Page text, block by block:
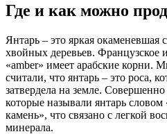
Где и как можно
Янтарь – это яркая
хвойных деревьев. Французское
«amber» имеет арабские корни.
считали, что янтарь – это роса,
затвердела на земле.
которые называли янтарь
камень», что связано с легкой
минерала.